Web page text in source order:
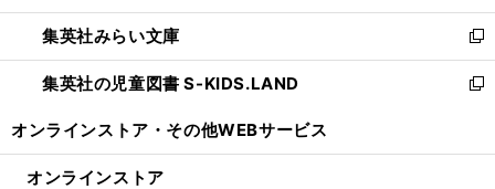
開
く
ウ
で
開
く
ン
ド
ウ
で
ウ
ィ
ン
ド
開
集英社みらい文庫
新
し
い
ン
集英社の児童図書 S-KIDS.LAND
新
ウ
オンラインストア・ その他WEBサービス
オンラインストア